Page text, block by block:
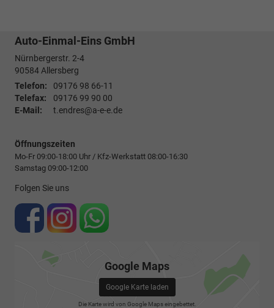
Auto-Einmal-Eins GmbH
Nürnbergerstr. 2-4
90584Allersberg
Telefon:
09176 98 66-11
Telefax:
09176 99 90 00
E-Mail:
t.endres@a-e-e.de
Öffnungszeiten
Mo-Fr 09:00-18:00 Uhr / Kfz-Werkstatt 08:00-16:30
Samstag 09:00-12:00
Folgen Sie uns
Google Maps
Google Karte laden
Die Karte wird von Google Maps eingebettet.